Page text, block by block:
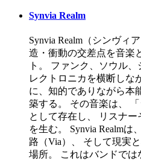
Synvia Realm
Synvia Realm（シンヴィ
造・衝動の交差点を音楽
ト。 ファンク、ソウル
レクトロニカを横断しな
に、知的でありながら本
築する。 その音楽は、
として存在し、 リスナ
を生む。 Synvia Realmは
路（Via）、 そして現実
場所。 これはバンドで